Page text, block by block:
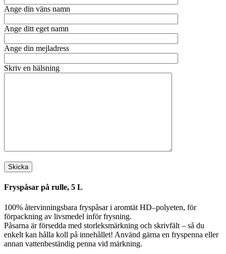
Ange din väns namn
Ange ditt eget namn
Ange din mejladress
Skriv en hälsning
Fryspåsar på rulle, 5 L
100% återvinningsbara fryspåsar i aromtät HD–polyeten, för
förpackning av livsmedel inför frysning.
Påsarna är försedda med storleksmärkning och skrivfält – så du
enkelt kan hålla koll på innehållet! Använd gärna en fryspenna eller
annan vattenbeständig penna vid märkning.